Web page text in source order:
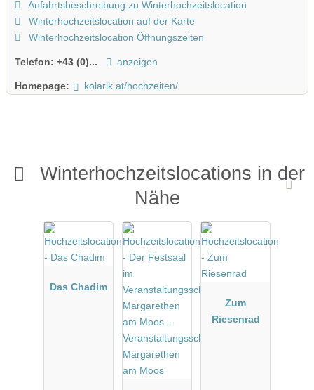
Anfahrtsbeschreibung zu Winterhochzeitslocation
Winterhochzeitslocation auf der Karte
Winterhochzeitslocation Öffnungszeiten
Telefon: +43 (0)... anzeigen
Homepage: kolarik.at/hochzeiten/
Winterhochzeitslocations in der
Nähe
Das Chadim
Zum
Riesenrad